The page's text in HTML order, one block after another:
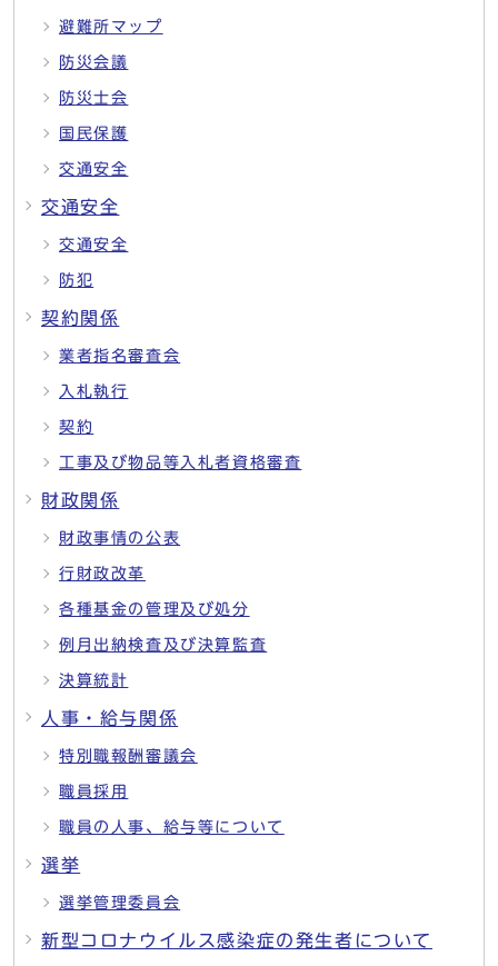
避難所マップ
防災会議
防災士会
国民保護
交通安全
交通安全
交通安全
防犯
契約関係
業者指名審査会
入札執行
契約
工事及び物品等入札者資格審査
財政関係
財政事情の公表
行財政改革
各種基金の管理及び処分
例月出納検査及び決算監査
決算統計
人事・給与関係
特別職報酬審議会
職員採用
職員の人事、給与等について
選挙
選挙管理委員会
新型コロナウイルス感染症の発生者について